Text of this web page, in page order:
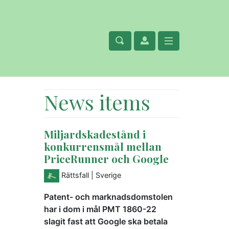
News items
Miljardskadestånd i
konkurrensmål mellan
PriceRunner och Google
Rättsfall | Sverige
Patent- och marknadsdomstolen
har i dom i mål PMT 1860-22
slagit fast att Google ska betala